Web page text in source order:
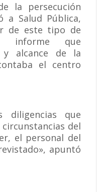
la persecución
a Salud Pública,
de este tipo de
informe que
y alcance de la
el centro
diligencias que
del
el personal del
apuntó